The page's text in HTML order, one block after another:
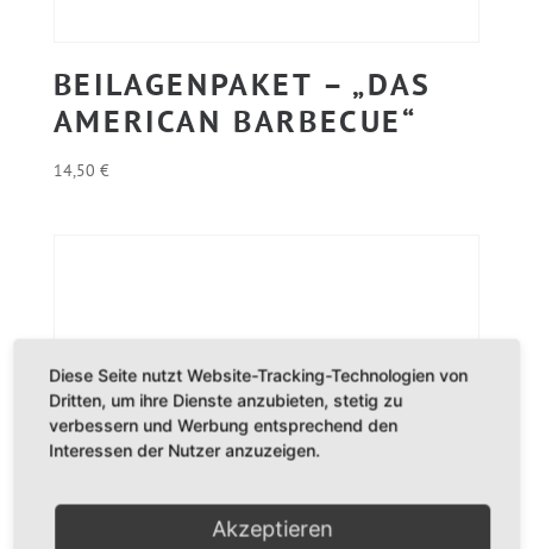
BEILAGENPAKET – „DAS
AMERICAN BARBECUE“
14,50 €
Diese Seite nutzt Website-Tracking-Technologien von
Dritten, um ihre Dienste anzubieten, stetig zu
verbessern und Werbung entsprechend den
Interessen der Nutzer anzuzeigen.
Akzeptieren